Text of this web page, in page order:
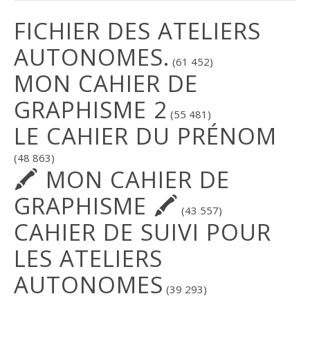
FICHIER DES ATELIERS
AUTONOMES. (61 452)
MON CAHIER DE
GRAPHISME 2 (55 481)
LE CAHIER DU PRÉNOM
(48 863)
🖍 MON CAHIER DE
GRAPHISME 🖍 (43 557)
CAHIER DE SUIVI POUR
LES ATELIERS
AUTONOMES (39 293)